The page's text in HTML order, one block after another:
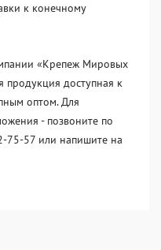
к конечному
«Крепеж Мировых
продукция доступная к
оптом. Для
- позвоните по
75-57 или напишите на